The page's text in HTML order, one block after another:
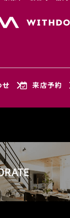
せ 来店予約